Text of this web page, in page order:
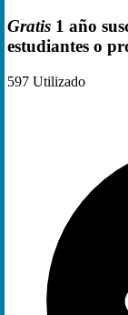
Gratis 1 año
estudiantes o
597 Utilizado